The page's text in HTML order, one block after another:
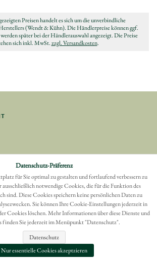
Preisen handelt es sich um die unverbindliche
(Wendt & Kühn). Die Händlerpreise können ggf.
später bei der Händlerauswahl angezeigt. Die Preise
sich inkl. MwSt.zzgl. Versandkosten.
widerrufen?
Klicks online erreichen
Datenschutz-Präferenz
für Sie optimal zu gestalten und fortlaufend verbessern zu
ausschließlich notwendige Cookies, die für die Funktion des
sind. Diese Cookies speichern keine persönlichen Daten zu
Sie können Ihre Cookie-Einstellungen jederzeit in
Cookies löschen. Mehr Informationen über diese Dienste und
finden Sie jederzeit im Menüpunkt "Datenschutz".
Datenschutz
Nur essentielle Cookies akzeptzieren